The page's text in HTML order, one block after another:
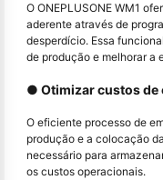
O ONEPLUSONE WM1
aderente através de
desperdício. Essa
de produção e melhorar a
● Otimizar custos de
O eficiente processo de
produção e a colocação
necessário para
os custos operacionais.